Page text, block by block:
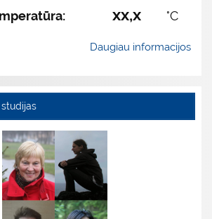
xx,x °C
Daugiau informacijos